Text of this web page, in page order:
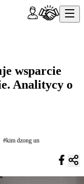
wsparcie
Analitycy o
#kim dzong un